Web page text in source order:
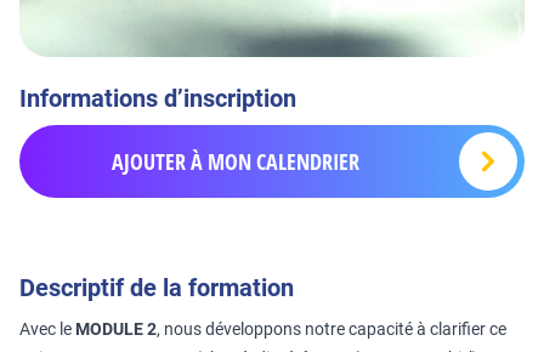
Informations d’inscription
AJOUTER À MON CALENDRIER
Descriptif de la formation
Avec le MODULE 2, nous développons notre capacité à clarifier ce